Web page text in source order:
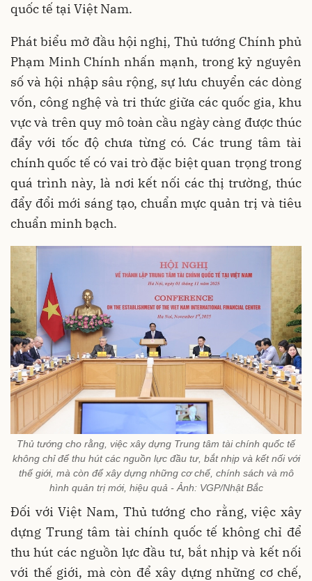
quốc tế tại Việt Nam.
Phát biểu mở đầu hội nghị, Thủ tướng Chính phủ
Phạm Minh Chính nhấn mạnh, trong kỷ nguyên
số và hội nhập sâu rộng, sự lưu chuyển các dòng
vốn, công nghệ và tri thức giữa các quốc gia, khu
vực và trên quy mô toàn cầu ngày càng được thúc
đẩy với tốc độ chưa từng có. Các trung tâm tài
chính quốc tế có vai trò đặc biệt quan trọng trong
quá trình này, là nơi kết nối các thị trường, thúc
đẩy đổi mới sáng tạo, chuẩn mực quản trị và tiêu
chuẩn minh bạch.
Thủ tướng cho rằng, việc xây dựng Trung tâm tài chính quốc tế
không chỉ để thu hút các nguồn lực đầu tư, bắt nhịp và kết nối với
thế giới, mà còn để xây dựng những cơ chế, chính sách và mô
hình quản trị mới, hiệu quả - Ảnh: VGP/Nhật Bắc
Đối với Việt Nam, Thủ tướng cho rằng, việc xây
dựng Trung tâm tài chính quốc tế không chỉ để
thu hút các nguồn lực đầu tư, bắt nhịp và kết nối
với thế giới, mà còn để xây dựng những cơ chế,